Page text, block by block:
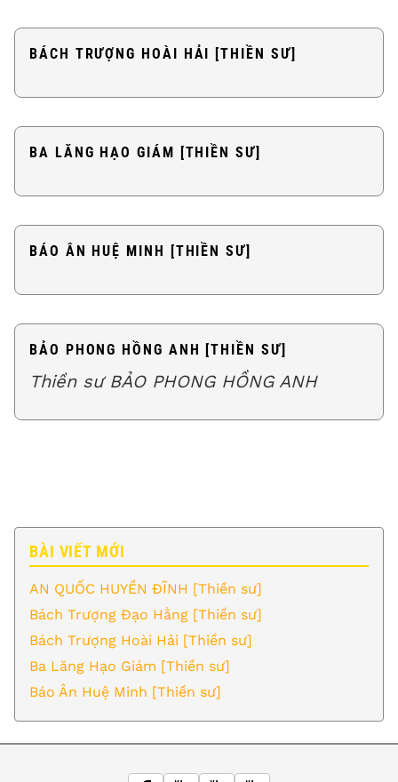
BÁCH TRƯỢNG HOÀI HẢI [THIỀN SƯ]
BA LĂNG HẠO GIÁM [THIỀN SƯ]
BÁO ÂN HUỆ MINH [THIỀN SƯ]
BẢO PHONG HỒNG ANH [THIỀN SƯ]
Thiền sư BẢO PHONG HỒNG ANH
BÀI VIẾT MỚI
AN QUỐC HUYỀN ĐĨNH [Thiền sư]
Bách Trượng Đạo Hằng [Thiền sư]
Bách Trượng Hoài Hải [Thiền sư]
Ba Lăng Hạo Giám [Thiền sư]
Báo Ân Huệ Minh [Thiền sư]